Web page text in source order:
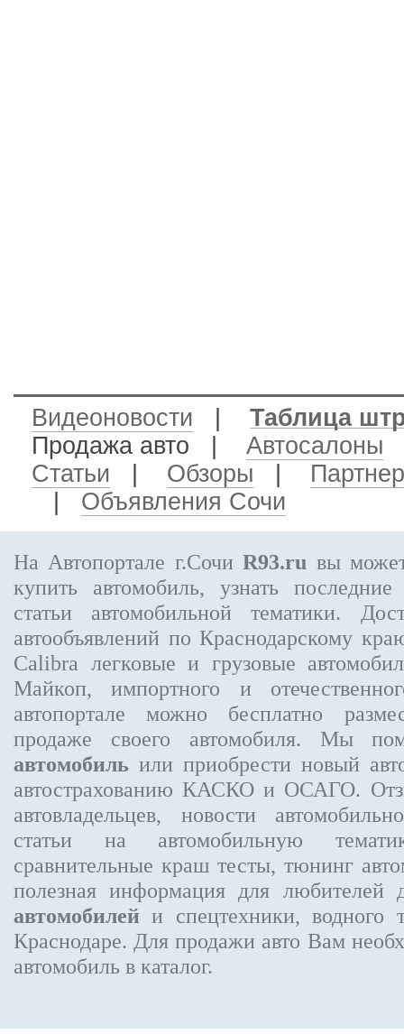
Видеоновости
Таблица
Продажа авто
Автосалоны
Статьи
Обзоры
Объявления Сочи
На Автопортале г.СочиR93.ru вы
купить автомобиль, узнать
статьи автомобильной тематики.
автообъявлений по Краснодарскому
Calibra легковые и грузовые
Майкоп, импортного и
автопортале можно бесплатно
продаже своего автомобиля. Мы
автомобиль или приобрести новый
автострахованию КАСКО и ОСАГО.
автовладельцев, новости
статьи на автомобильную
сравнительные краш тесты, тюнинг
полезная информация для любителей
автомобилей и спецтехники, водного
Краснодаре. Для продажи авто Вам
автомобиль в каталог.